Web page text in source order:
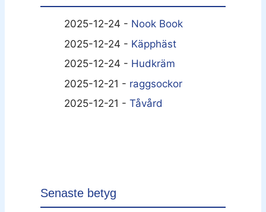
2025-12-24 - Nook Book
2025-12-24 - Käpphäst
2025-12-24 - Hudkräm
2025-12-21 - raggsockor
2025-12-21 - Tåvård
Senaste betyg